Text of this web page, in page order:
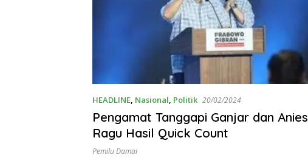
HEADLINE, Nasional, Politik 20/02/2024
Pengamat Tanggapi Ganjar dan Anies
Ragu Hasil Quick Count
Pemilu Damai